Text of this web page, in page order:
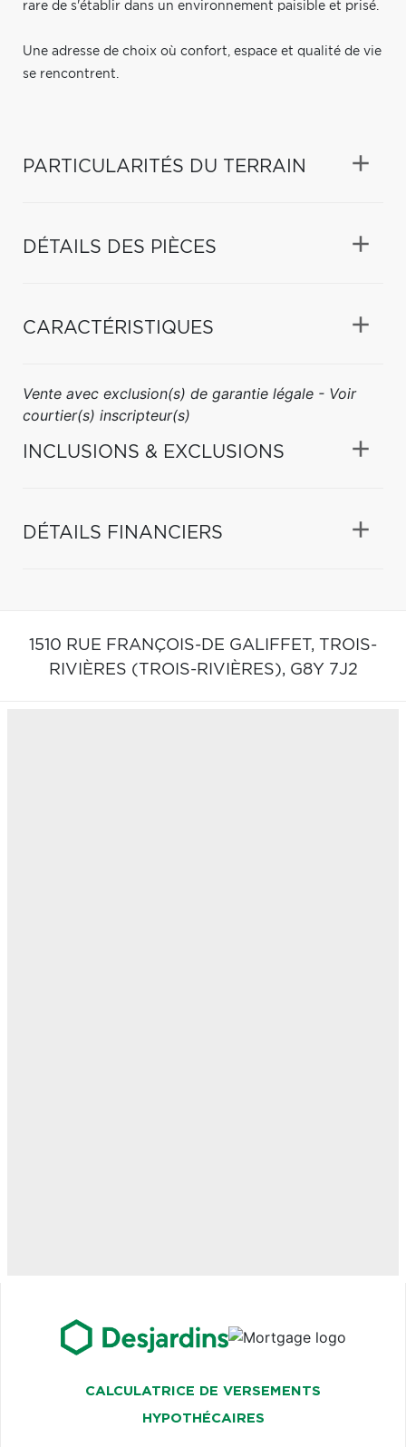
rare de s'établir dans un environnement paisible et prisé.
Une adresse de choix où confort, espace et qualité de vie
se rencontrent.
PARTICULARITÉS DU TERRAIN
DÉTAILS DES PIÈCES
CARACTÉRISTIQUES
Vente avec exclusion(s) de garantie légale - Voir
courtier(s) inscripteur(s)
INCLUSIONS & EXCLUSIONS
DÉTAILS FINANCIERS
1510 RUE FRANÇOIS-DE GALIFFET, TROIS-
RIVIÈRES (TROIS-RIVIÈRES), G8Y 7J2
CALCULATRICE DE VERSEMENTS
HYPOTHÉCAIRES